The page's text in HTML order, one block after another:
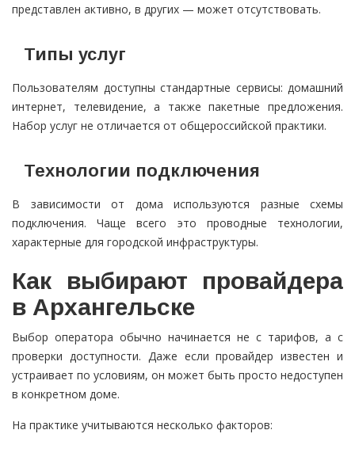
представлен активно, в других — может отсутствовать.
Типы услуг
Пользователям доступны стандартные сервисы: домашний
интернет, телевидение, а также пакетные предложения.
Набор услуг не отличается от общероссийской практики.
Технологии подключения
В зависимости от дома используются разные схемы
подключения. Чаще всего это проводные технологии,
характерные для городской инфраструктуры.
Как выбирают провайдера
в Архангельске
Выбор оператора обычно начинается не с тарифов, а с
проверки доступности. Даже если провайдер известен и
устраивает по условиям, он может быть просто недоступен
в конкретном доме.
На практике учитываются несколько факторов: